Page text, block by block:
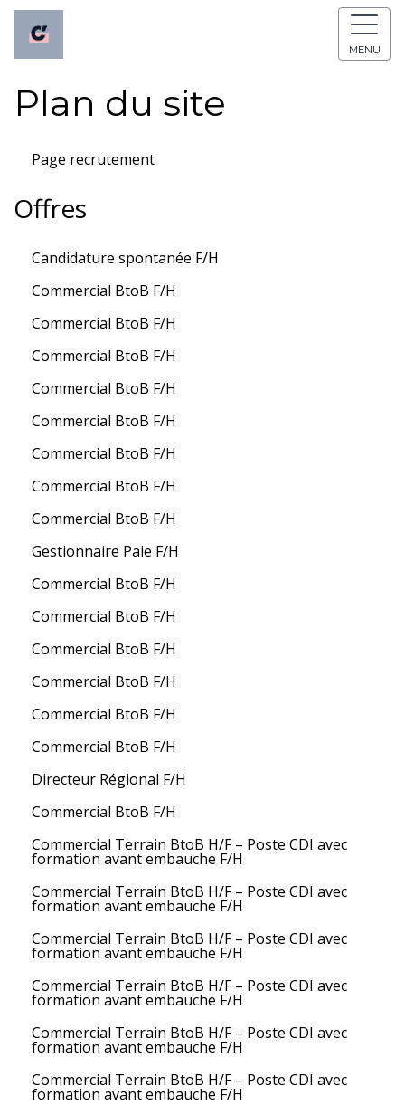
MENU
Plan du site
Page recrutement
Offres
Candidature spontanée F/H
Commercial BtoB F/H
Commercial BtoB F/H
Commercial BtoB F/H
Commercial BtoB F/H
Commercial BtoB F/H
Commercial BtoB F/H
Commercial BtoB F/H
Commercial BtoB F/H
Gestionnaire Paie F/H
Commercial BtoB F/H
Commercial BtoB F/H
Commercial BtoB F/H
Commercial BtoB F/H
Commercial BtoB F/H
Commercial BtoB F/H
Directeur Régional F/H
Commercial BtoB F/H
Commercial Terrain BtoB H/F – Poste CDI avec
formation avant embauche F/H
Commercial Terrain BtoB H/F – Poste CDI avec
formation avant embauche F/H
Commercial Terrain BtoB H/F – Poste CDI avec
formation avant embauche F/H
Commercial Terrain BtoB H/F – Poste CDI avec
formation avant embauche F/H
Commercial Terrain BtoB H/F – Poste CDI avec
formation avant embauche F/H
Commercial Terrain BtoB H/F – Poste CDI avec
formation avant embauche F/H